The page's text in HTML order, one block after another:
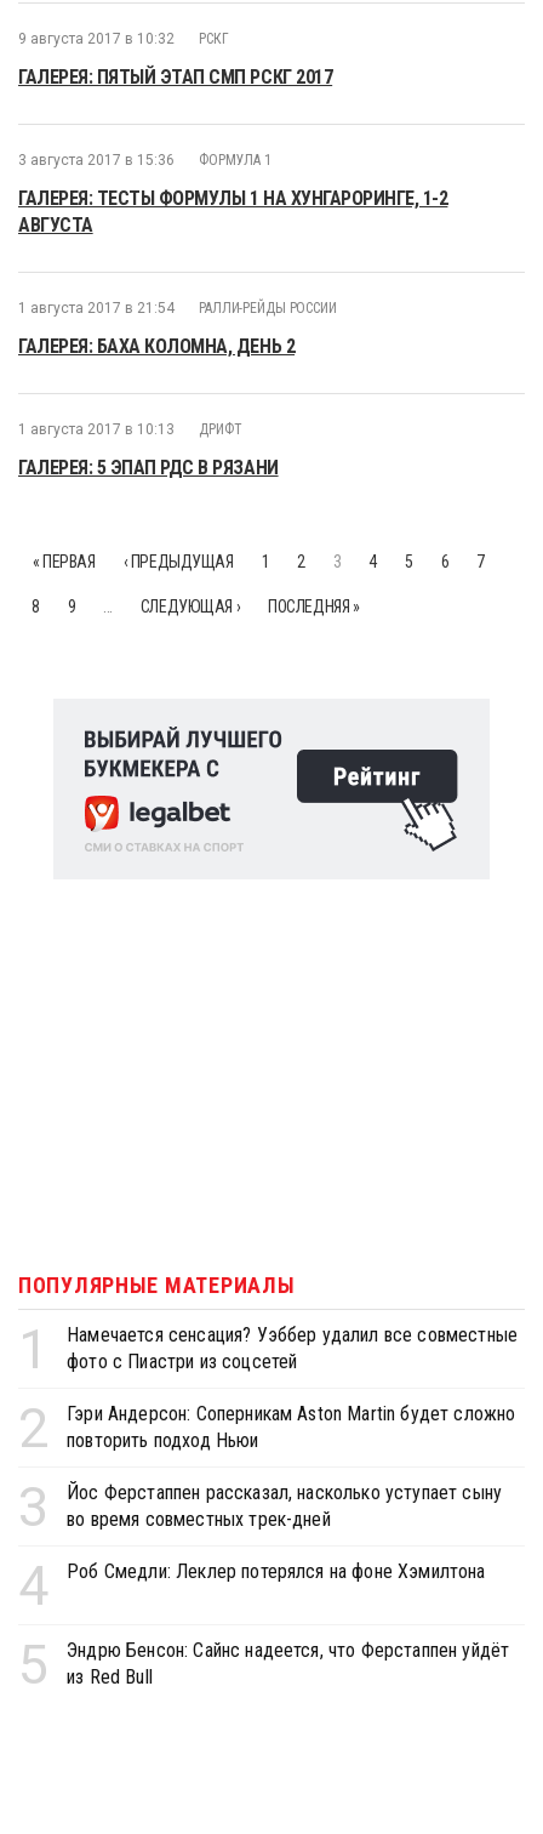
9 августа 2017 в 10:32 РСКГ
ГАЛЕРЕЯ: ПЯТЫЙ ЭТАП СМП РСКГ 2017
3 августа 2017 в 15:36 ФОРМУЛА 1
ГАЛЕРЕЯ: ТЕСТЫ ФОРМУЛЫ 1 НА ХУНГАРОРИНГЕ, 1-2
АВГУСТА
1 августа 2017 в 21:54 РАЛЛИ-РЕЙДЫ РОССИИ
ГАЛЕРЕЯ: БАХА КОЛОМНА, ДЕНЬ 2
1 августа 2017 в 10:13 ДРИФТ
ГАЛЕРЕЯ: 5 ЭПАП РДС В РЯЗАНИ
« ПЕРВАЯ ‹ ПРЕДЫДУЩАЯ 1 2 3 4 5 6 7
8 9 СЛЕДУЮЩАЯ › ПОСЛЕДНЯЯ »
ПОПУЛЯРНЫЕ МАТЕРИАЛЫ
1
Намечается сенсация? Уэббер удалил все совместные
фото с Пиастри из соцсетей
2
Гэри Андерсон: Соперникам Aston Martin будет сложно
повторить подход Ньюи
3
Йос Ферстаппен рассказал, насколько уступает сыну
во время совместных трек-дней
4 Роб Смедли: Леклер потерялся на фоне Хэмилтона
5
Эндрю Бенсон: Сайнс надеется, что Ферстаппен уйдёт
из Red Bull